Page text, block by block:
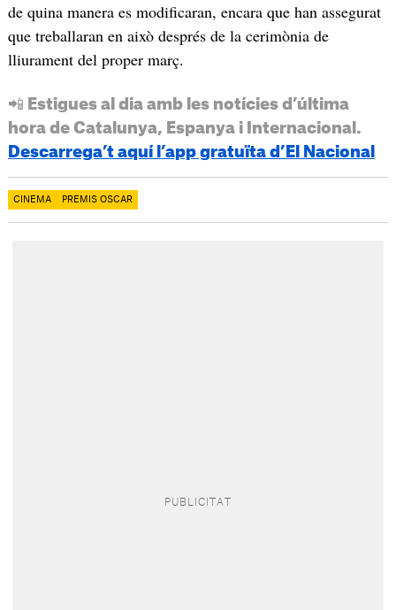
de quina manera es modificaran, encara que han assegurat
que treballaran en això després de la cerimònia de
lliurament del proper març.
📲 Estigues al dia amb les notícies d’última
hora de Catalunya, Espanya i Internacional.
Descarrega’t aquí l’app gratuïta d’El Nacional
CINEMA PREMIS OSCAR